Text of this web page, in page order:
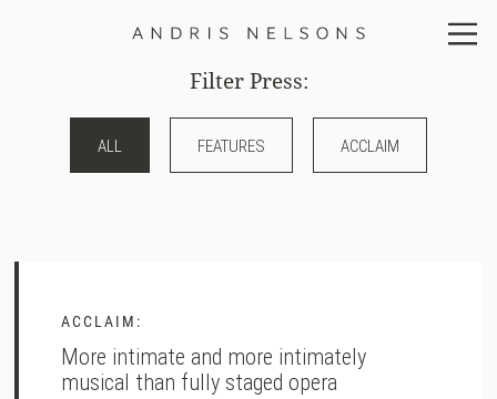
Filter Press:
ALL FEATURES ACCLAIM
ACCLAIM:
More intimate and more intimately
musical than fully staged opera